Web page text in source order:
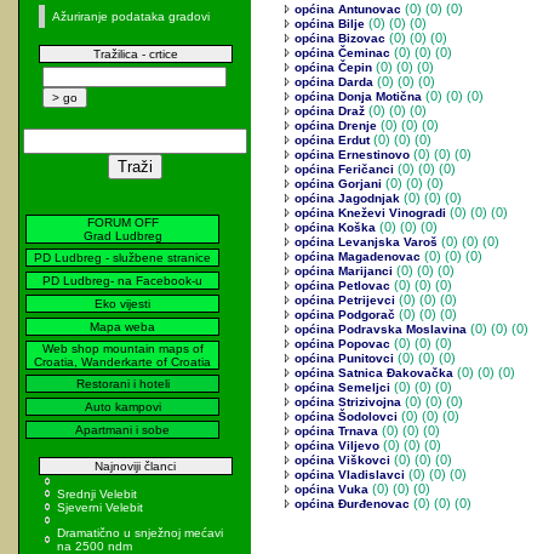
Ažuriranje podataka gradovi
Tražilica - crtice
FORUM OFF
Grad Ludbreg
PD Ludbreg - službene stranice
PD Ludbreg- na Facebook-u
Eko vijesti
Mapa weba
Web shop mountain maps of
Croatia, Wanderkarte of Croatia
Restorani i hoteli
Auto kampovi
Apartmani i sobe
Najnoviji članci
Srednji Velebit
Sjeverni Velebit
Dramatično u snježnoj mećavi
na 2500 ndm
općina Antunovac (0) (0) (0)
općina Bilje (0) (0) (0)
općina Bizovac (0) (0) (0)
općina Čeminac (0) (0) (0)
općina Čepin (0) (0) (0)
općina Darda (0) (0) (0)
općina Donja Motična (0) (0) (0)
općina Draž (0) (0) (0)
općina Drenje (0) (0) (0)
općina Erdut(0) (0) (0)
općina Ernestinovo (0) (0) (0)
općina Feričanci (0) (0) (0)
općina Gorjani (0) (0) (0)
općina Jagodnjak (0) (0) (0)
općina Kneževi Vinogradi (0) (0) (0)
općina Koška (0) (0) (0)
općina Levanjska Varoš (0) (0) (0)
općina Magadenovac (0) (0) (0)
općina Marijanci (0) (0) (0)
općina Petlovac (0) (0) (0)
općina Petrijevci (0) (0) (0)
općina Podgorač (0) (0) (0)
općina Podravska Moslavina (0) (0) (0)
općina Popovac (0) (0) (0)
općina Punitovci (0) (0) (0)
općina Satnica Đakovačka (0) (0) (0)
općina Semeljci (0) (0) (0)
općina Strizivojna (0) (0) (0)
općina Šodolovci (0) (0) (0)
općina Trnava (0) (0) (0)
općina Viljevo (0) (0) (0)
općina Viškovci (0) (0) (0)
općina Vladislavci (0) (0) (0)
općina Vuka (0) (0) (0)
općina Đurđenovac (0) (0) (0)